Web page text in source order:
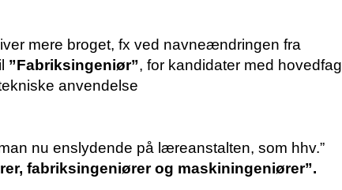
mere broget, fx ved navneændringen fra
”Fabriksingeniør”, for kandidater med hovedfag
anvendelse
nu enslydende på læreanstalten, som hhv.”
fabriksingeniører og maskiningeniører”.